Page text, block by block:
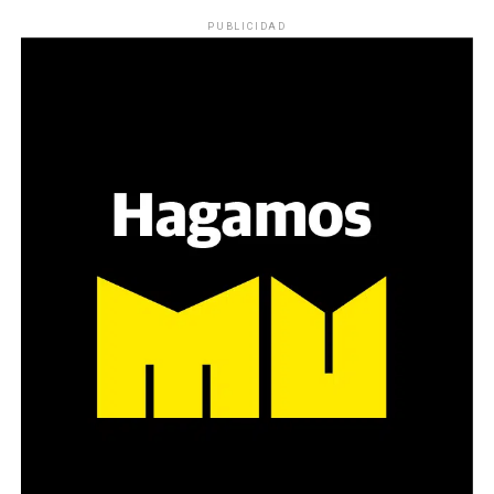
es a través del interrogante, que puedan encarnar la
pregunta», comparte Gonzalo, de 41 años.
PUBLICIDAD